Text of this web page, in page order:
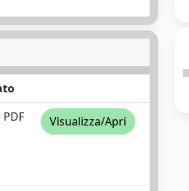
Visualizza/Apri